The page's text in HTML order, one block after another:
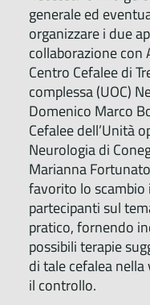
generale ed
organizzare i due
collaborazione con
Centro Cefalee di
complessa (UOC)
Domenico Marco
Cefalee dell’Unità
Neurologia di
Marianna
favorito lo
partecipanti sul
pratico, fornendo
possibili terapie
di tale cefalea
il controllo.